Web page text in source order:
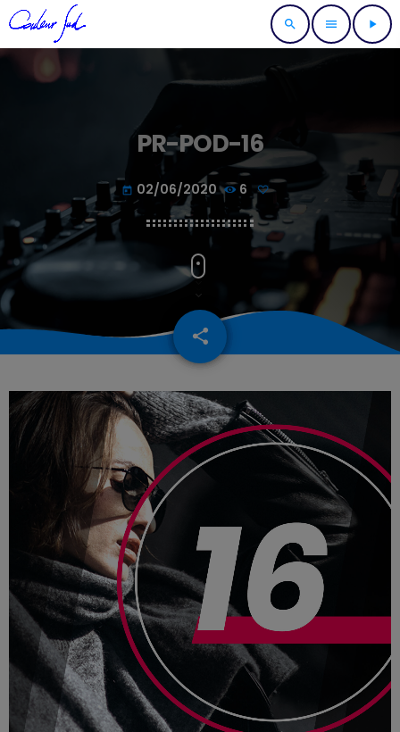
search menu play_arrow
PR-POD-16
today 02/06/2020 6
share
email